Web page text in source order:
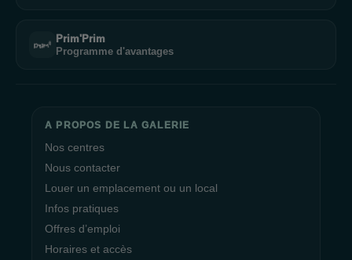
Prim'Prim
Programme d'avantages
A PROPOS DE LA GALERIE
Nos centres
Nous contacter
Louer un emplacement ou un local
Infos pratiques
Offres d’emploi
Horaires et accès